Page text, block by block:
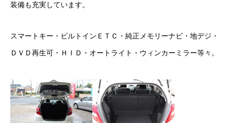
保険
装備も充実しています。
スマートキー・ビルトインＥＴＣ・純正メモリーナビ・地デジ・
ＤＶＤ再生可・ＨＩＤ・オートライト・ウィンカーミラー等々。